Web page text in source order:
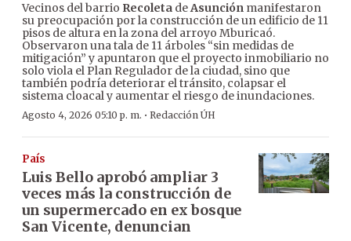
Vecinos del barrio Recoleta deAsunción manifestaron
su preocupación por la construcción de un edificio de 11
pisos de altura en la zona del arroyo Mburicaó.
Observaron una tala de 11 árboles “sin medidas de
mitigación” y apuntaron que el proyecto inmobiliario no
solo viola el Plan Regulador de la ciudad, sino que
también podría deteriorar el tránsito, colapsar el
sistema cloacal y aumentar el riesgo de inundaciones.
Agosto 4, 2026 05:10 p. m. · Redacción ÚH
País
Luis Bello aprobó ampliar 3
veces más la construcción de
un supermercado en ex bosque
San Vicente, denuncian